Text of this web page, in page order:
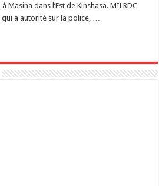
Masina dans l’Est de Kinshasa. MILRDC
a autorité sur la police, …